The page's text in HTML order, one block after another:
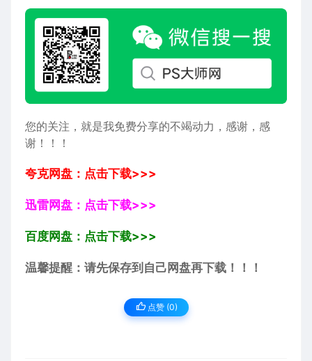
您的关注，就是我免费分享的不竭动力，感谢，感
谢！！！
夸克网盘：点击下载>>>
迅雷网盘：点击下载>>>
百度网盘：点击下载>>>
温馨提醒：请先保存到自己网盘再下载！！！
点赞 (0)